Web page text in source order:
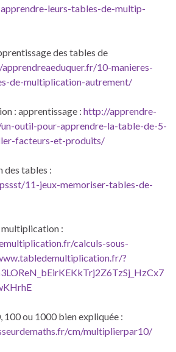
leurs-tables-de-multip-
des tables de
10-manieres-
de-multiplication-autrement/
: apprentissage : http://apprendre-
outil-pour-apprendre-la-table-de-5-
facteurs-et-produits/
des tables :
11-jeux-memoriser-tables-de-
multiplication :
calculs-sous-
?
ou 1000 bien expliquée :
cm/multiplierpar10/